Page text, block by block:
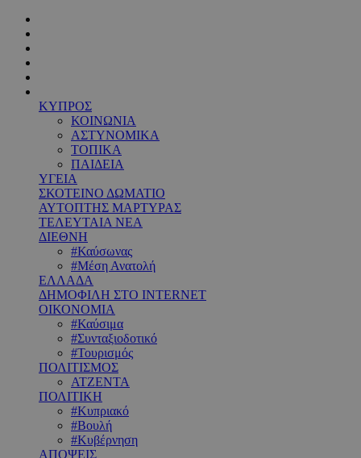
ΚΥΠΡΟΣ
ΚΟΙΝΩΝΙΑ
ΑΣΤΥΝΟΜΙΚΑ
ΤΟΠΙΚΑ
ΠΑΙΔΕΙΑ
ΥΓΕΙΑ
ΣΚΟΤΕΙΝΟ ΔΩΜΑΤΙΟ
ΑΥΤΟΠΤΗΣ ΜΑΡΤΥΡΑΣ
ΤΕΛΕΥΤΑΙΑ ΝΕΑ
ΔΙΕΘΝΗ
#Καύσωνας
#Μέση Ανατολή
ΕΛΛΑΔΑ
ΔΗΜΟΦΙΛΗ ΣΤΟ INTERNET
ΟΙΚΟΝΟΜΙΑ
#Καύσιμα
#Συνταξιοδοτικό
#Τουρισμός
ΠΟΛΙΤΙΣΜΟΣ
ΑΤΖΕΝΤΑ
ΠΟΛΙΤΙΚΗ
#Κυπριακό
#Βουλή
#Κυβέρνηση
ΑΠΟΨΕΙΣ